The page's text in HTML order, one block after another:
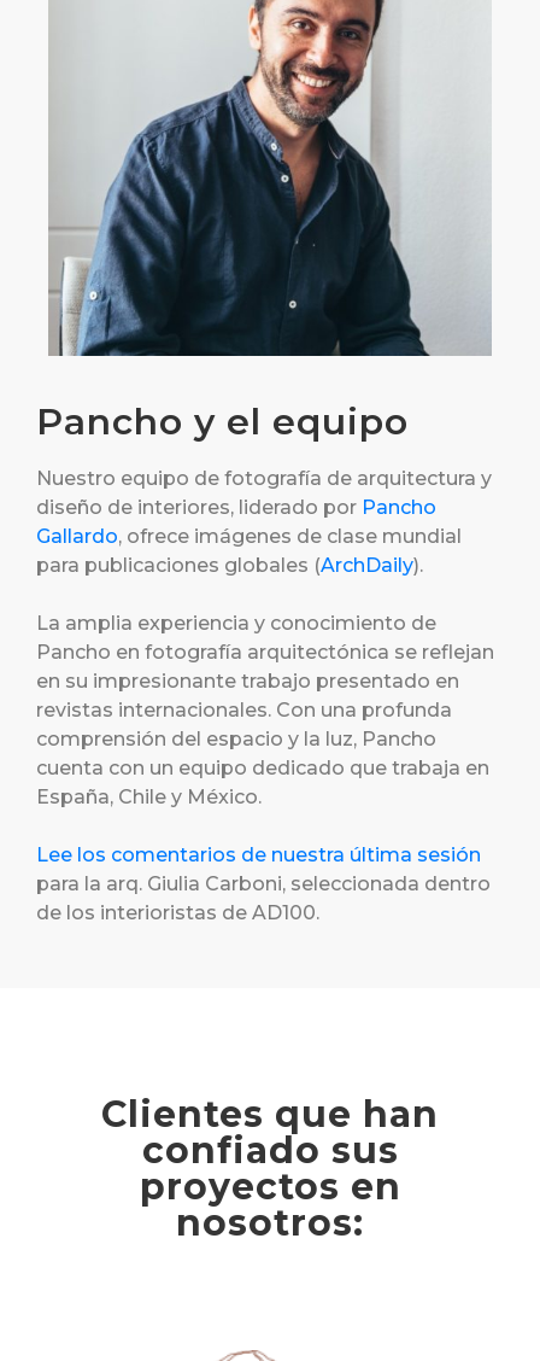
Pancho y el equipo​
Nuestro equipo de fotografía de arquitectura y
diseño de interiores, liderado por Pancho
Gallardo, ofrece imágenes de clase mundial
para publicaciones globales (ArchDaily).
La amplia experiencia y conocimiento de
Pancho en fotografía arquitectónica se reflejan
en su impresionante trabajo presentado en
revistas internacionales. Con una profunda
comprensión del espacio y la luz, Pancho
cuenta con un equipo dedicado que trabaja en
España, Chile y México.
Lee los comentarios de nuestra última sesión
para la arq. Giulia Carboni, seleccionada dentro
de los interioristas de AD100.
Clientes que han
confiado sus
proyectos en
nosotros: